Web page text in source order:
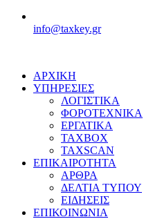
info@taxkey.gr
ΑΡΧΙΚΗ
ΥΠΗΡΕΣΙΕΣ
ΛΟΓΙΣΤΙΚΑ
ΦΟΡΟΤΕΧΝΙΚΑ
ΕΡΓΑΤΙΚΑ
TAXBOX
TAXSCAN
ΕΠΙΚΑΙΡΟΤΗΤΑ
ΑΡΘΡΑ
ΔΕΛΤΙΑ ΤΥΠΟΥ
ΕΙΔΗΣΕΙΣ
ΕΠΙΚΟΙΝΩΝΙΑ